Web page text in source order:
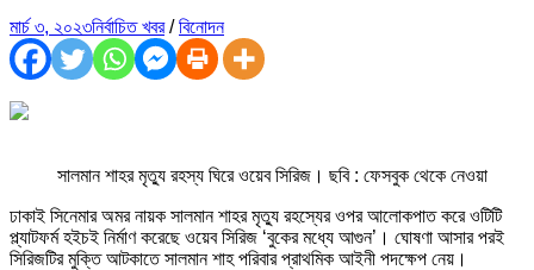
মার্চ ৩, ২০২৩নির্বাচিত খবর/বিনোদন
সালমান শাহর মৃত্যু রহস্য ঘিরে ওয়েব সিরিজ। ছবি : ফেসবুক থেকে নেওয়া
ঢাকাই সিনেমার অমর নায়ক সালমান শাহর মৃত্যু রহস্যের ওপর আলোকপাত করে ওটিটি
প্ল্যাটফর্ম হইচই নির্মাণ করেছে ওয়েব সিরিজ ‘বুকের মধ্যে আগুন’। ঘোষণা আসার পরই
সিরিজটির মুক্তি আটকাতে সালমান শাহ পরিবার প্রাথমিক আইনী পদক্ষেপ নেয়।